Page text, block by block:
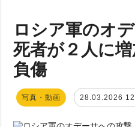
ロシア軍のオ
死者が２人に
負傷
写真・動画 28.03.2026